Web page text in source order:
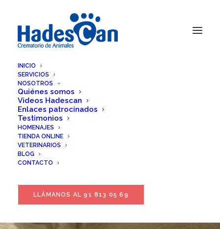
INICIO
SERVICIOS
NOSOTROS
Quiénes somos
Videos Hadescan
Enlaces patrocinados
Testimonios
HOMENAJES
TIENDA ONLINE
VETERINARIOS
BLOG
CONTACTO
LLÁMANOS AL 91 813 05 69